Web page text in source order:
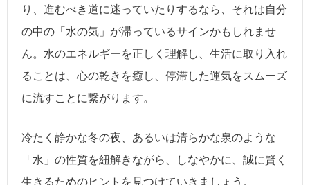
り、進むべき道に迷っていたりするなら、それは自分
の中の「水の気」が滞っているサインかもしれませ
ん。水のエネルギーを正しく理解し、生活に取り入れ
ることは、心の乾きを癒し、停滞した運気をスムーズ
に流すことに繋がります。
冷たく静かな冬の夜、あるいは清らかな泉のような
「水」の性質を紐解きながら、しなやかに、誠に賢く
生きるためのヒントを見つけていきましょう。